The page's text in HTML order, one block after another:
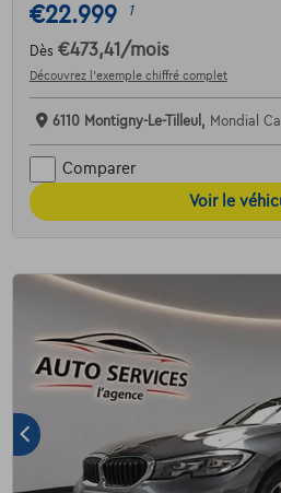
€22.999 1
Dès €473,41 /mois
Découvrez l’exemple chiffré complet
6110 Montigny-Le-Tilleul, Mondial
Comparer
Voir le